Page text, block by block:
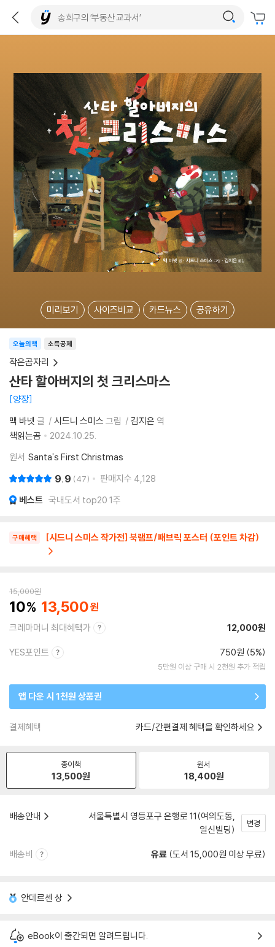
미리보기 사이즈비교 카드뉴스 공유하기
소득공제
오늘의책
작은곰자리
산타 할아버지의 첫 크리스마스
양장
맥 바넷 글 시드니 스미스 그림 김지은 역
책읽는곰
2024.10.25.
원서 Santa's First Christmas
9.9 47 판매지수 4,128
베스트 국내도서 top20 1주
구매혜택 [시드니 스미스 작가전] 북램프/패브릭 포스터 (포인트 차감)
15,000원
10 13,500
크레마머니 최대혜택가 12,000원
YES포인트 750원 (5%)
5만원 이상 구매 시 2천원 추가 적립
앱 다운 시 1천원 상품권
결제혜택 카드/간편결제 혜택을 확인하세요
종이책
13,500원
원서
18,400원
배송안내
서울특별시 영등포구 은행로 11(여의도동,
일신빌딩)
변경
배송비 유료 (도서 15,000원 이상 무료)
안데르센 상
eBook이 출간되면 알려드립니다.